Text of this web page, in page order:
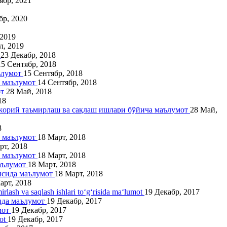
2020
2019
23 Декабр, 2018
Сентябр, 2018
15 Сентябр, 2018
маълумот 14 Сентябр, 2018
28 Май, 2018
таъмирлаш ва сақлаш ишлари бўйича маълумот 28 Май,
маълумот 18 Март, 2018
2018
маълумот 18 Март, 2018
18 Март, 2018
маълумот 18 Март, 2018
2018
va saqlash ishlari to‘g‘risida ma‘lumot 19 Декабр, 2017
маълумот 19 Декабр, 2017
19 Декабр, 2017
19 Декабр, 2017